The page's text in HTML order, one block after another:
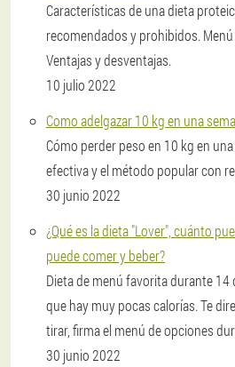
Características de una dieta
recomendados y prohibidos.
Ventajas y desventajas.
10 julio 2022
Como adelgazar 10 kg en una
Cómo perder peso en 10 kg en
efectiva y el método popular con
30 junio 2022
¿Qué es la dieta "Lover", cuánto
puede comer y beber?
Dieta de menú favorita durante 14
que hay muy pocas calorías. Te
tirar, firma el menú de opciones
30 junio 2022